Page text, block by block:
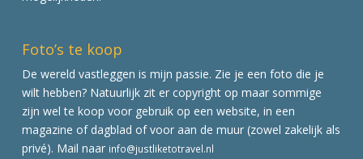
Foto’s te koop
De wereld vastleggen is mijn passie. Zie je een foto die je
wilt hebben? Natuurlijk zit er copyright op maar sommige
zijn wel te koop voor gebruik op een website, in een
magazine of dagblad of voor aan de muur (zowel zakelijk als
privé). Mail naar info@justliketotravel.nl